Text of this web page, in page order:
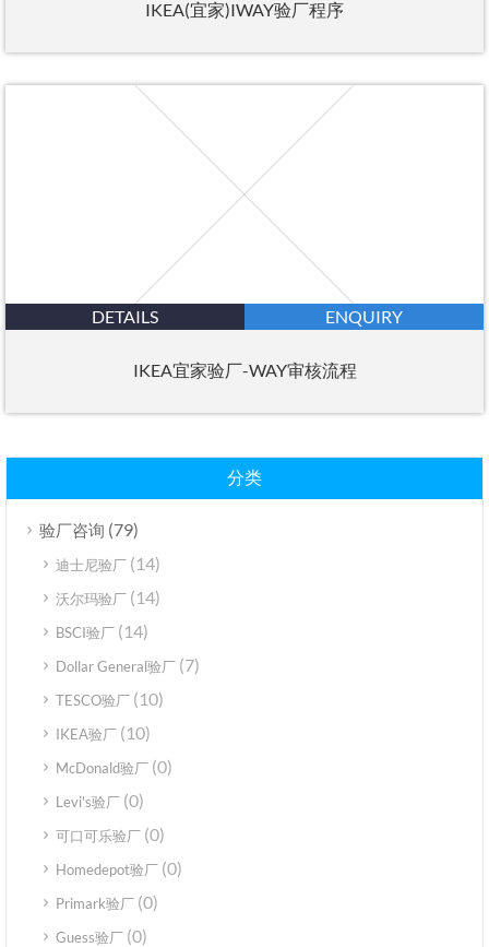
IKEA(宜家)IWAY验厂程序
DETAILS ENQUIRY
IKEA宜家验厂-WAY审核流程
分类
验厂咨询 (79)
迪士尼验厂 (14)
沃尔玛验厂 (14)
BSCI验厂 (14)
Dollar General验厂 (7)
TESCO验厂 (10)
IKEA验厂 (10)
McDonald验厂 (0)
Levi's验厂 (0)
可口可乐验厂 (0)
Homedepot验厂 (0)
Primark验厂 (0)
Guess验厂 (0)